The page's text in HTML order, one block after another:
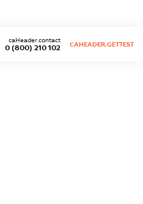
0 (800) 210 102
caHeader.contact
CAHEADER.GETTEST